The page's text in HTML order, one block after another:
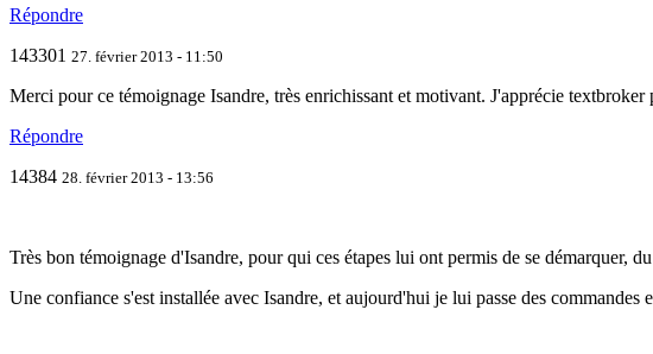
Répondre
143301 27. février 2013 - 11:50
Merci pour ce témoignage Isandre, très enrichissant et motivant. J'apprécie
Répondre
14384 28. février 2013 - 13:56
Très bon témoignage d'Isandre, pour qui ces étapes lui ont permis de se démarquer,
Une confiance s'est installée avec Isandre, et aujourd'hui je lui passe des